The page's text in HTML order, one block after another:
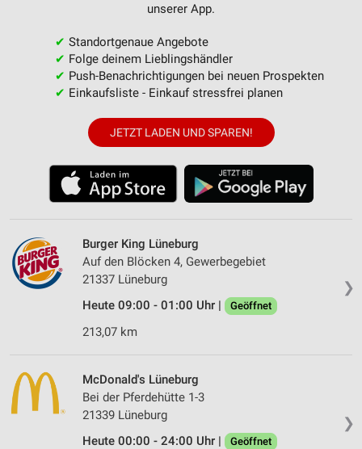
unserer App.
✔ Standortgenaue Angebote
✔ Folge deinem Lieblingshändler
✔ Push-Benachrichtigungen bei neuen Prospekten
✔ Einkaufsliste - Einkauf stressfrei planen
JETZT LADEN UND SPAREN!
❯
Burger King Lüneburg
Auf den Blöcken 4, Gewerbegebiet
21337 Lüneburg
Heute 09:00 - 01:00 Uhr |
Geöffnet
213,07 km
❯
McDonald's Lüneburg
Bei der Pferdehütte 1-3
21339 Lüneburg
Heute 00:00 - 24:00 Uhr |
Geöffnet